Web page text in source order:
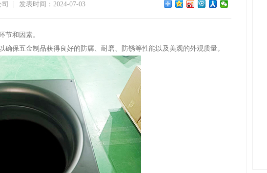
发表时间：2024-07-03
节和因素。
保五金制品获得良好的防腐、耐磨、防锈等性能以及美观的外观质量。